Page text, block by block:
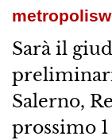
Sarà il
Salerno,
prossimo